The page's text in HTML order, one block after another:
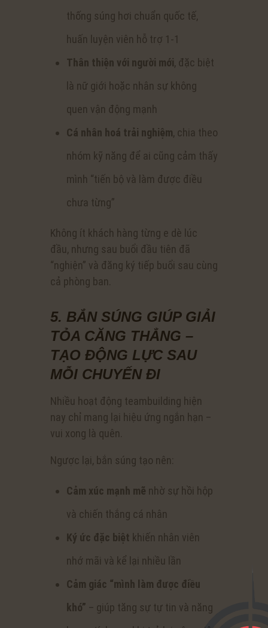
thống súng hơi chuẩn quốc tế,
huấn luyện viên hỗ trợ 1-1
Thân thiện với người mới, đặc biệt
là nữ giới hoặc nhân sự không
quen vận động mạnh
Cá nhân hoá trải nghiệm, chia theo
nhóm kỹ năng để ai cũng cảm thấy
mình “tiến bộ và làm được điều
chưa từng”
Không ít khách hàng từng e dè lúc
đầu, nhưng sau buổi đầu tiên đã
“nghiện” và đăng ký tiếp buổi sau cùng
cả phòng ban.
5. BẮN SÚNG GIÚP GIẢI
TỎA CĂNG THẲNG –
TẠO ĐỘNG LỰC SAU
MỖI CHUYẾN ĐI
Nhiều hoạt động teambuilding hiện
nay chỉ mang lại hiệu ứng ngắn hạn –
vui xong là quên.
Ngược lại, bắn súng tạo nên:
Cảm xúc mạnh mẽ nhờ sự hồi hộp
và chiến thắng cá nhân
Ký ức đặc biệt khiến nhân viên
nhớ mãi và kể lại nhiều lần
Cảm giác “mình làm được điều
khó” – giúp tăng sự tự tin và năng